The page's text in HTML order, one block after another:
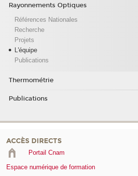
Rayonnements Optiques
Références Nationales
Recherche
Projets
L'équipe
Publications
Thermométrie
Publications
ACCÈS DIRECTS
Portail Cnam
Espace numérique de formation